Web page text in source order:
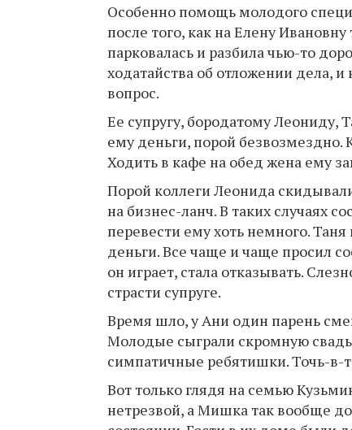
Особенно помощь молодого
после того, как на Елену
парковалась и разбила чью-то
ходатайства об отложении дела,
вопрос.
Ее супругу, бородатому Леониду,
ему деньги, порой безвозмездно.
Ходить в кафе на обед жена ему
Порой коллеги Леонида
на бизнес-ланч. В таких случаях
перевести ему хоть немного. Таня
деньги. Все чаще и чаще просил
он играет, стала отказывать.
страсти супруге.
Время шло, у Ани один парень
Молодые сыграли скромную
симпатичные ребятишки. Точь-в-
Вот только глядя на семью
нетрезвой, а Мишка так вообще